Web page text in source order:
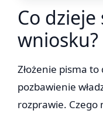
Co dzieje
wniosku?
Złożenie pisma
pozbawienie
rozprawie. Czego